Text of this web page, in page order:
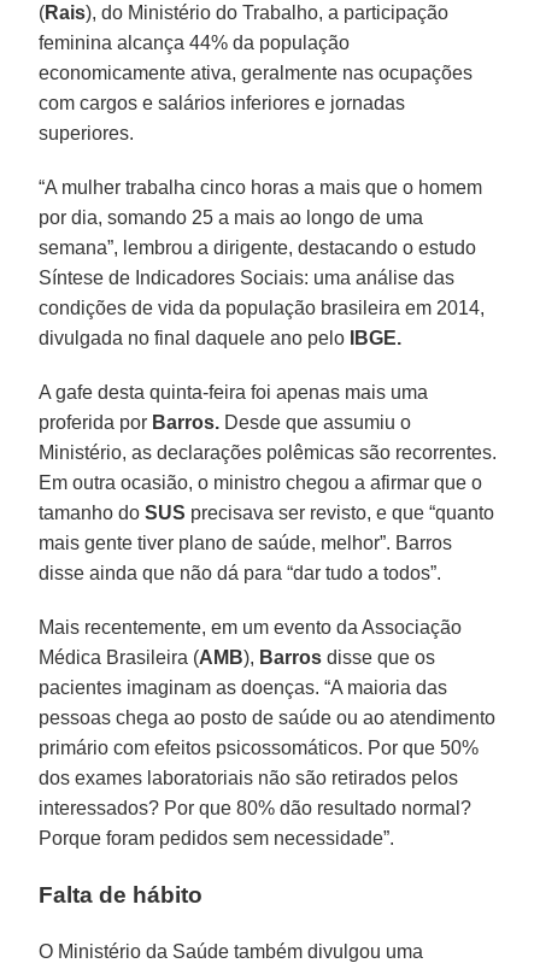
(Rais), do Ministério do Trabalho, a participação
feminina alcança 44% da população
economicamente ativa, geralmente nas ocupações
com cargos e salários inferiores e jornadas
superiores.
“A mulher trabalha cinco horas a mais que o homem
por dia, somando 25 a mais ao longo de uma
semana”, lembrou a dirigente, destacando o estudo
Síntese de Indicadores Sociais: uma análise das
condições de vida da população brasileira em 2014,
divulgada no final daquele ano pelo
IBGE.
A gafe desta quinta-feira foi apenas mais uma
proferida por Barros. Desde que assumiu o
Ministério, as declarações polêmicas são recorrentes.
Em outra ocasião, o ministro chegou a afirmar que o
tamanho doSUS precisava ser revisto, e que “quanto
mais gente tiver plano de saúde, melhor”. Barros
disse ainda que não dá para “dar tudo a todos”.
Mais recentemente, em um evento da Associação
Médica Brasileira (AMB), Barros disse que os
pacientes imaginam as doenças. “A maioria das
pessoas chega ao posto de saúde ou ao atendimento
primário com efeitos psicossomáticos. Por que 50%
dos exames laboratoriais não são retirados pelos
interessados? Por que 80% dão resultado normal?
Porque foram pedidos sem necessidade”.
Falta de hábito
O Ministério da Saúde também divulgou uma